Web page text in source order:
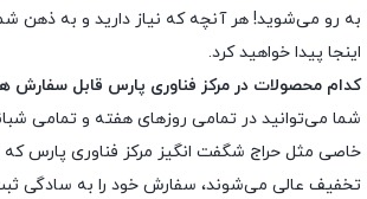
به رو می‌شوید! هر آنچه که نیاز دارید و به ذهن
اینجا پیدا خواهید کرد.
کدام محصولات در مرکز فناوری پارس قابل سفارش
شما می‌توانید در تمامی روزهای هفته و تمامی
خاصی مثل حراج شگفت انگیز مرکز فناوری پارس که
تخفیف عالی می‌شوند، سفارش خود را به سادگی